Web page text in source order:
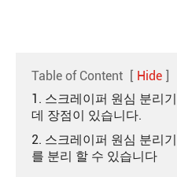
Table of Content [ Hide ]
1. 스크레이퍼 원심 분리
데 장점이 있습니다.
2. 스크레이퍼 원심 분리
를 분리 할 수 있습니다